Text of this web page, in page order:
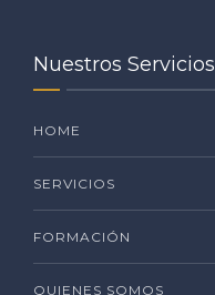
Nuestros Servicios
HOME
SERVICIOS
FORMACIÓN
QUIENES SOMOS